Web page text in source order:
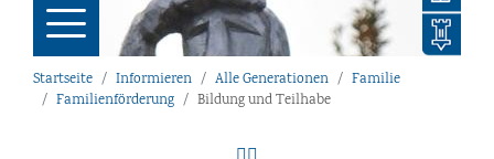
Startseite Informieren Alle Generationen
Familie
Familienförderung
Bildung und Teilhabe